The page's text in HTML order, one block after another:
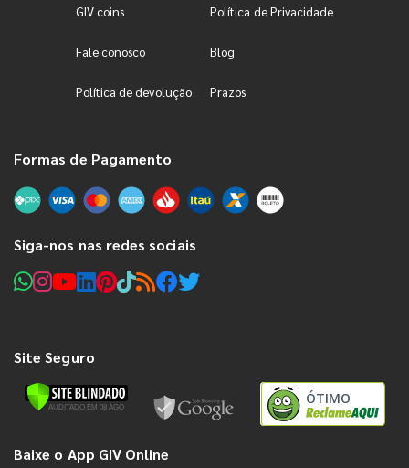
GIV coins Política de Privacidade
Fale conosco Blog
Política de devolução Prazos
Formas de Pagamento
Siga-nos nas redes sociais
Site Seguro
ÓTIMO
Baixe o App GIV Online